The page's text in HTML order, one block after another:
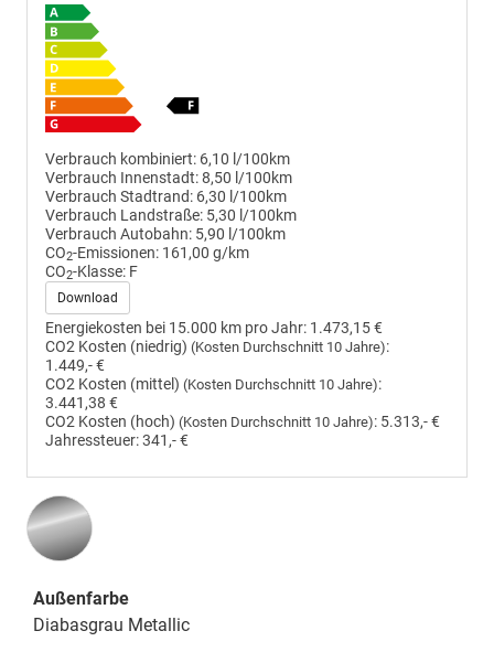
Verbrauch kombiniert: 6,10 l/100km
Verbrauch Innenstadt:8,50 l/100km
Verbrauch Stadtrand: 6,30 l/100km
Verbrauch Landstraße: 5,30 l/100km
Verbrauch Autobahn: 5,90 l/100km
CO2-Emissionen: 161,00 g/km
CO2-Klasse: F
Download
Energiekosten bei 15.000 km pro Jahr: 1.473,15 €
CO2 Kosten (niedrig) (Kosten Durchschnitt 10 Jahre):
1.449,- €
CO2 Kosten (mittel) (Kosten Durchschnitt 10 Jahre):
3.441,38 €
CO2 Kosten (hoch) (Kosten Durchschnitt 10 Jahre): 5.313,- €
Jahressteuer:341,- €
Außenfarbe
Diabasgrau Metallic